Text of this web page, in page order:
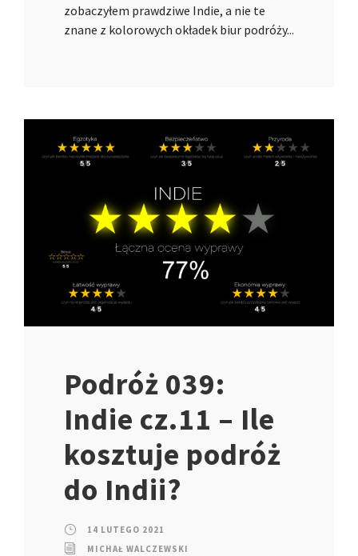
zobaczyłem prawdziwe Indie, a nie te
znane z kolorowych okładek biur podróży...
Podróż 039:
Indie cz.11 – Ile
kosztuje podróż
do Indii?
14 LUTEGO 2021
MICHAŁ WALCZEWSKI